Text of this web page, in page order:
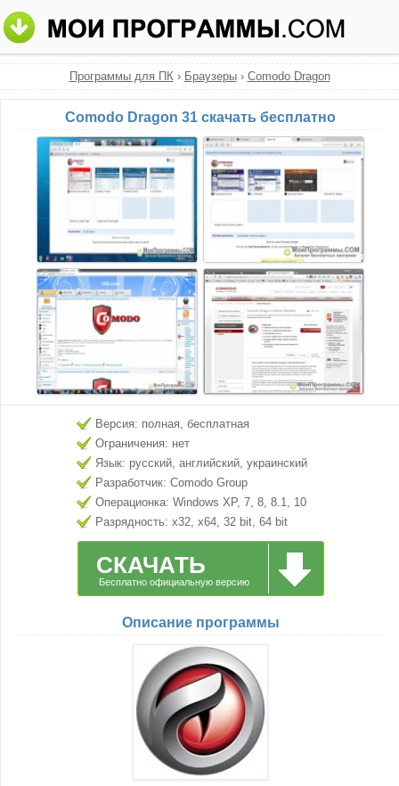
Программы для ПК› Браузеры› Comodo Dragon
Comodo Dragon 31 скачать бесплатно
Версия: полная, бесплатная
Ограничения: нет
Язык: русский, английский, украинский
Разработчик: Comodo Group
Операционка: Windows XP, 7, 8, 8.1, 10
Разрядность: x32, x64, 32 bit, 64 bit
СКАЧАТЬ
Бесплатно официальную версию
Описание программы